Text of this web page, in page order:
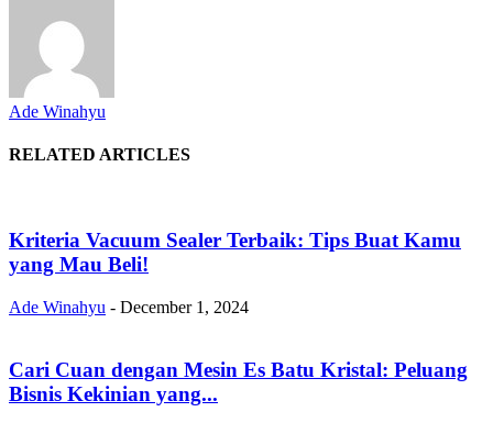
Ade Winahyu
RELATED ARTICLES
Kriteria Vacuum Sealer Terbaik: Tips Buat Kamu
yang Mau Beli!
Ade Winahyu - December 1, 2024
Cari Cuan dengan Mesin Es Batu Kristal: Peluang
Bisnis Kekinian yang...